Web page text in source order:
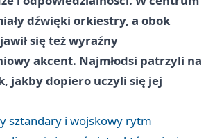
dźwięki orkiestry, a obok
się też wyraźny
akcent. Najmłodsi patrzyli na
jakby dopiero uczyli się jej
sztandary i wojskowy rytm